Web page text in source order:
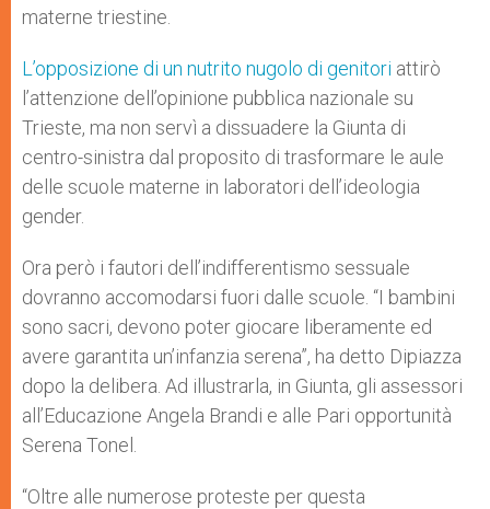
materne triestine.
L’opposizione di un nutrito nugolo di genitori attirò
l’attenzione dell’opinione pubblica nazionale su
Trieste, ma non servì a dissuadere la Giunta di
centro-sinistra dal proposito di trasformare le aule
delle scuole materne in laboratori dell’ideologia
gender.
Ora però i fautori dell’indifferentismo sessuale
dovranno accomodarsi fuori dalle scuole. “I bambini
sono sacri, devono poter giocare liberamente ed
avere garantita un’infanzia serena”, ha detto Dipiazza
dopo la delibera. Ad illustrarla, in Giunta, gli assessori
all’Educazione Angela Brandi e alle Pari opportunità
Serena Tonel.
“Oltre alle numerose proteste per questa